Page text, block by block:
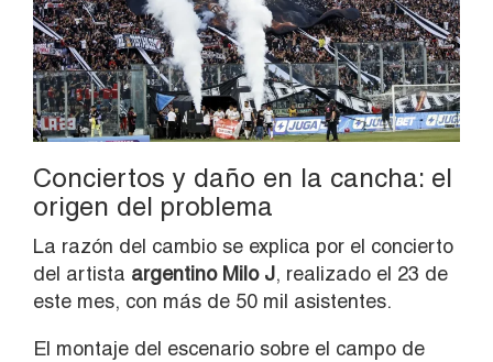
Conciertos y daño en la cancha: el
origen del problema
La razón del cambio se explica por el concierto
del artista argentino Milo J, realizado el 23 de
este mes, con más de 50 mil asistentes.
El montaje del escenario sobre el campo de